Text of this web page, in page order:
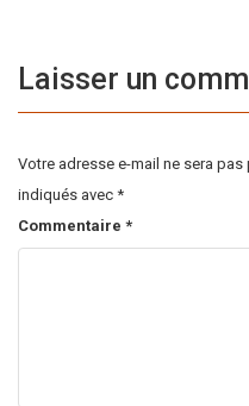
Laisser un
Votre adresse e-mail ne sera pas
indiqués avec *
Commentaire *